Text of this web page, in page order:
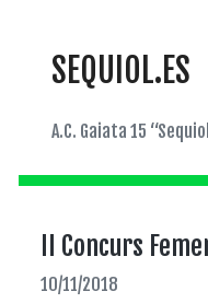
SEQUIOL.ES
A.C. Gaiata 15
II Concurs
10/11/2018